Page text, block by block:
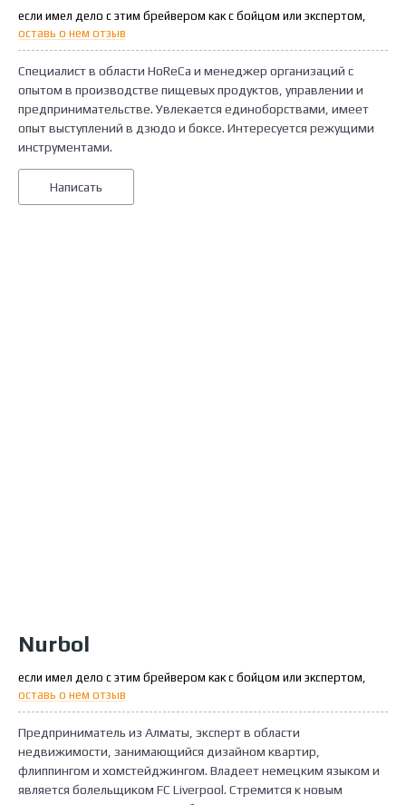
если имел дело с этим брейвером как с бойцом или экспертом,
оставь о нем отзыв
Специалист в области HoReCa и менеджер организаций с
опытом в производстве пищевых продуктов, управлении и
предпринимательстве. Увлекается единоборствами, имеет
опыт выступлений в дзюдо и боксе. Интересуется режущими
инструментами.
Написать
Nurbol
если имел дело с этим брейвером как с бойцом или экспертом,
оставь о нем отзыв
Предприниматель из Алматы, эксперт в области
недвижимости, занимающийся дизайном квартир,
флиппингом и хомстейджингом. Владеет немецким языком и
является болельщиком FC Liverpool. Стремится к новым